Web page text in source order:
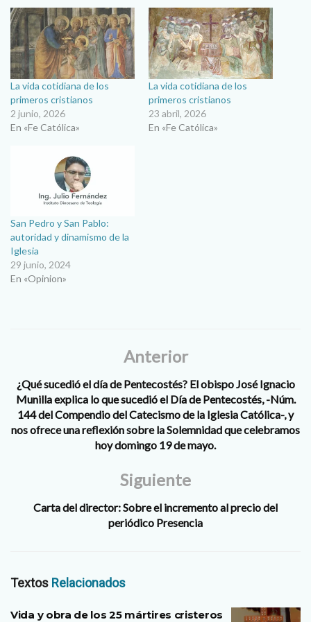
La vida cotidiana de los
primeros cristianos
2 junio, 2026
En «Fe Católica»
La vida cotidiana de los
primeros cristianos
23 abril, 2026
En «Fe Católica»
San Pedro y San Pablo:
autoridad y dinamismo de la
Iglesia
29 junio, 2024
En «Opinion»
Anterior
¿Qué sucedió el día de Pentecostés? El obispo José Ignacio
Munilla explica lo que sucedió el Día de Pentecostés, -Núm.
144 del Compendio del Catecismo de la Iglesia Católica-, y
nos ofrece una reflexión sobre la Solemnidad que celebramos
hoy domingo 19 de mayo.
Siguiente
Carta del director: Sobre el incremento al precio del
periódico Presencia
Textos Relacionados
Vida y obra de los 25 mártires cristeros